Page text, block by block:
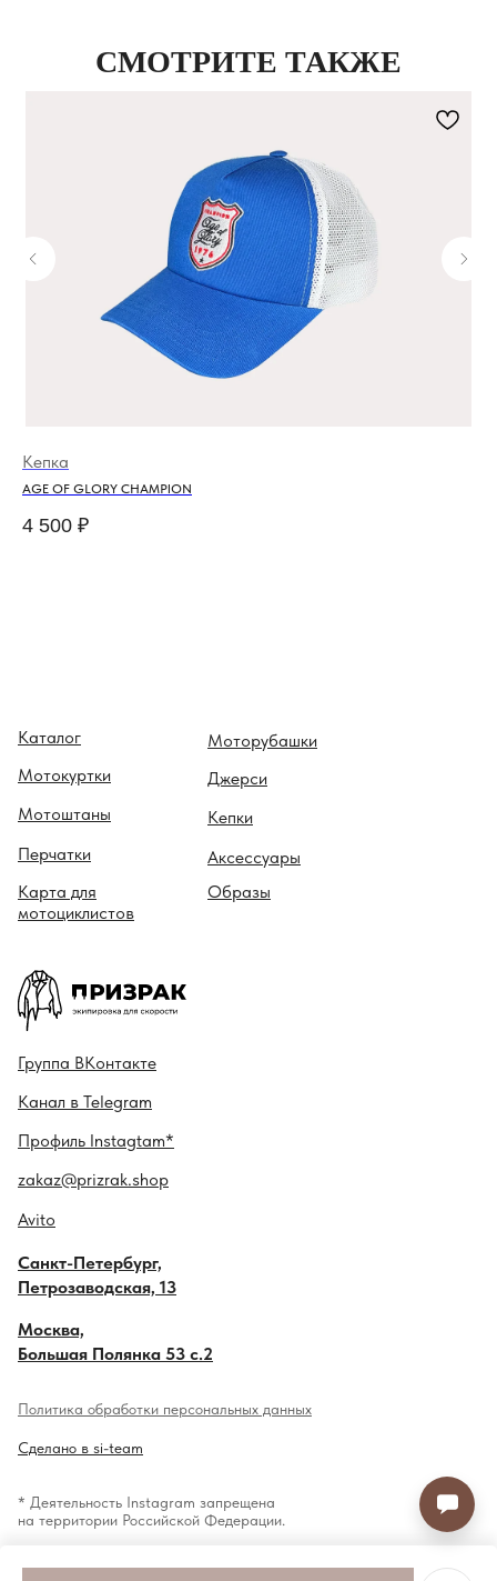
СМОТРИТЕ ТАКЖЕ
AGE OF GLORY CHAMPION
Кепка
4 500 ₽
Политика обработки персональных данных
Сделано в si-team
Каталог
Мотокуртки
Мотоштаны
Перчатки
Карта для
мотоциклистов
Моторубашки
Образы
Джерси
Кепки
Аксессуары
Канал в Telegram
* Деятельность Instagram запрещена
на территории Российской Федерации.
Профиль Instagtam*
Гру ппа ВКонтакте
zakaz@prizrak.shop
Москва,
Большая Полянка 53 с.2
Санкт-Петербург,
Петрозаводская, 13
Avito